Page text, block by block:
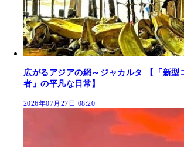
広がるアジアの網～ジャカルタ 【「新型
者」の平凡な日常】
2026年07月27日 08:20